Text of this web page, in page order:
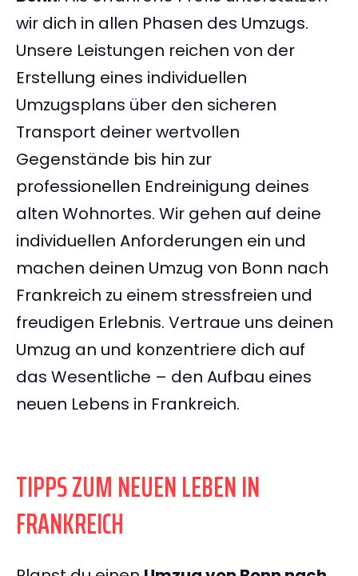
wir dich in allen Phasen des Umzugs.
Unsere Leistungen reichen von der
Erstellung eines individuellen
Umzugsplans über den sicheren
Transport deiner wertvollen
Gegenstände bis hin zur
professionellen Endreinigung deines
alten Wohnortes. Wir gehen auf deine
individuellen Anforderungen ein und
machen deinen Umzug von Bonn nach
Frankreich zu einem stressfreien und
freudigen Erlebnis. Vertraue uns deinen
Umzug an und konzentriere dich auf
das Wesentliche – den Aufbau eines
neuen Lebens in Frankreich.
TIPPS ZUM NEUEN LEBEN IN
FRANKREICH